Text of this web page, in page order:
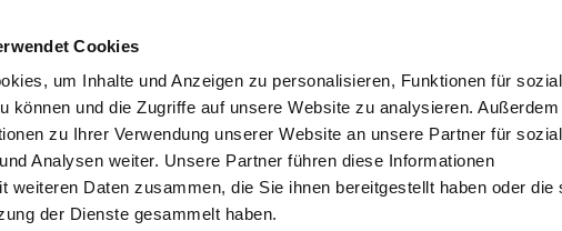
Cookies
um Inhalte und Anzeigen zu personalisieren, Funktionen für
können und die Zugriffe auf unsere Website zu analysieren. Außerdem
zu Ihrer Verwendung unserer Website an unsere Partner für
Analysen weiter. Unsere Partner führen diese Informationen
weiteren Daten zusammen, die Sie ihnen bereitgestellt haben oder die
der Dienste gesammelt haben.